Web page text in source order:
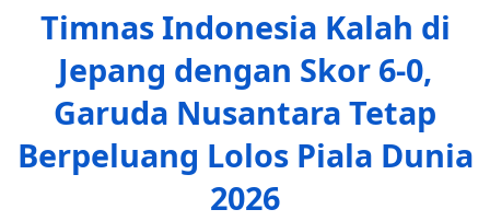
Timnas Indonesia Kalah di
Jepang dengan Skor 6-0,
Garuda Nusantara Tetap
Berpeluang Lolos Piala Dunia
2026